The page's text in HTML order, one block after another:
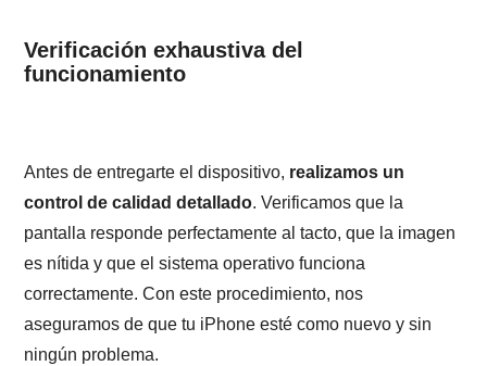
Verificación exhaustiva del
funcionamiento
Antes de entregarte el dispositivo, realizamos un
control de calidad detallado. Verificamos que la
pantalla responde perfectamente al tacto, que la imagen
es nítida y que el sistema operativo funciona
correctamente. Con este procedimiento, nos
aseguramos de que tu iPhone esté como nuevo y sin
ningún problema.